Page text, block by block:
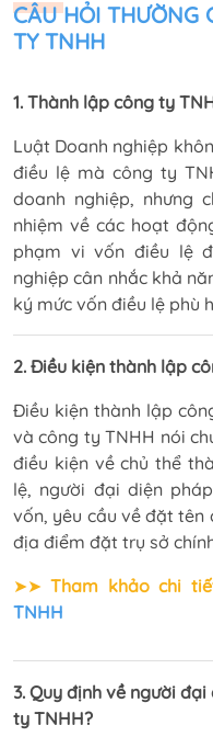
CÂU HỎI THƯỜNG
TY TNHH
1. Thành lập công ty
Luật Doanh nghiệp
điều lệ mà công ty
doanh nghiệp, nhưng
nhiệm về các hoạt
phạm vi vốn điều lệ
nghiệp cân nhắc khả
ký mức vốn điều lệ phù
2. Điều kiện thành lập
Điều kiện thành lập
và công ty TNHH nói
điều kiện về chủ thể
lệ, người đại diện
vốn, yêu cầu về đặt tên
địa điểm đặt trụ sở
➤➤Tham khảo chi
TNHH
3. Quy định về người
ty TNHH?